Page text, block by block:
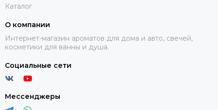
Каталог
О компании
Интернет-магазин ароматов для дома и авто, свечей,
косметики для ванны и душа.
Социальные сети
Мессенджеры